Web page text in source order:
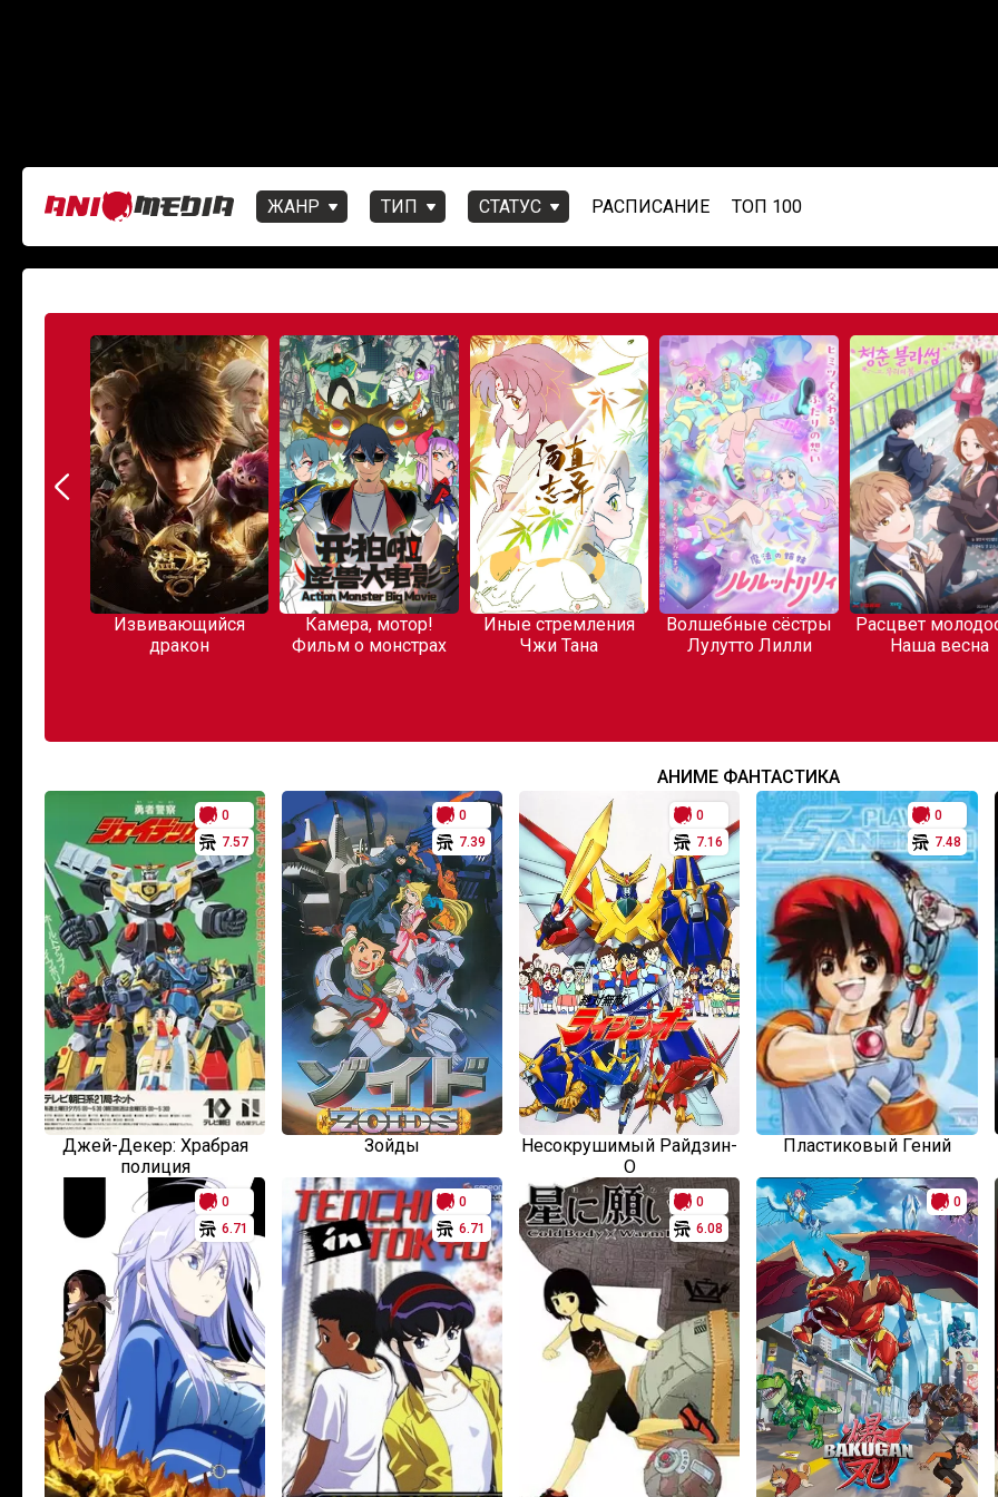
ЖАНР ТИП СТАТУС РАСПИСАНИЕ ТОП 100
Извивающийся
дракон
Камера, мотор!
Фильм о монстрах
Иные стремления
Чжи Тана
Волшебные сёстры
Лулутто Лилли
Расцвет
Наша весна
АНИМЕ ФАНТАСТИКА
0
7.57
Джей-Декер: Храбрая
полиция
0
7.39
Зойды
0
7.16
Несокрушимый Райдзин-
О
0
7.48
Пластиковый Гений
0
6.71
0
6.71
0
6.08
0